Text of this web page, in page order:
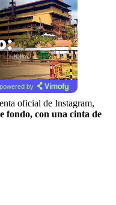
powered by
oficial de Instagram,
fondo, con una cinta de